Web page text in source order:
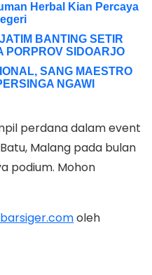
Herbal Kian Percaya
BANTING SETIR
PORPROV SIDOARJO
SANG MAESTRO
NGAWI
perdana dalam event
Malang pada bulan
podium. Mohon
oleh